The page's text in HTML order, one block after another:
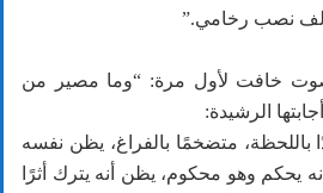
نصب رخامي.”
خافت لأول مرة: “وما مصير من
الرشيدة:
متضخمًا بالفراغ، يظن نفسه
يحكم وهو محكوم، يظن أنه يترك أثرًا